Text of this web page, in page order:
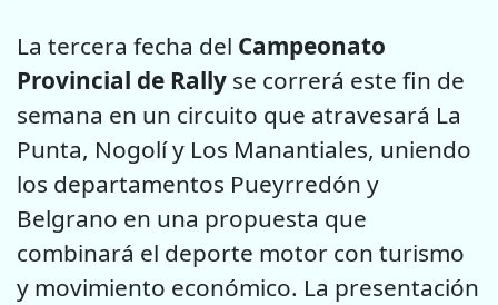
La tercera fecha del Campeonato
Provincial de Rally se correrá este fin de
semana en un circuito que atravesará La
Punta, Nogolí y Los Manantiales, uniendo
los departamentos Pueyrredón y
Belgrano en una propuesta que
combinará el deporte motor con turismo
y movimiento económico. La presentación